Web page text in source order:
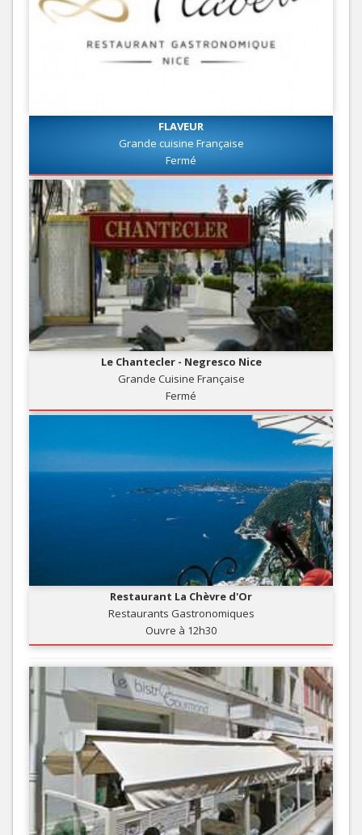
FLAVEUR
Grande cuisine Française
Fermé
Le Chantecler - Negresco Nice
Grande Cuisine Française
Fermé
Restaurant La Chèvre d'Or
Restaurants Gastronomiques
Ouvre à 12h30